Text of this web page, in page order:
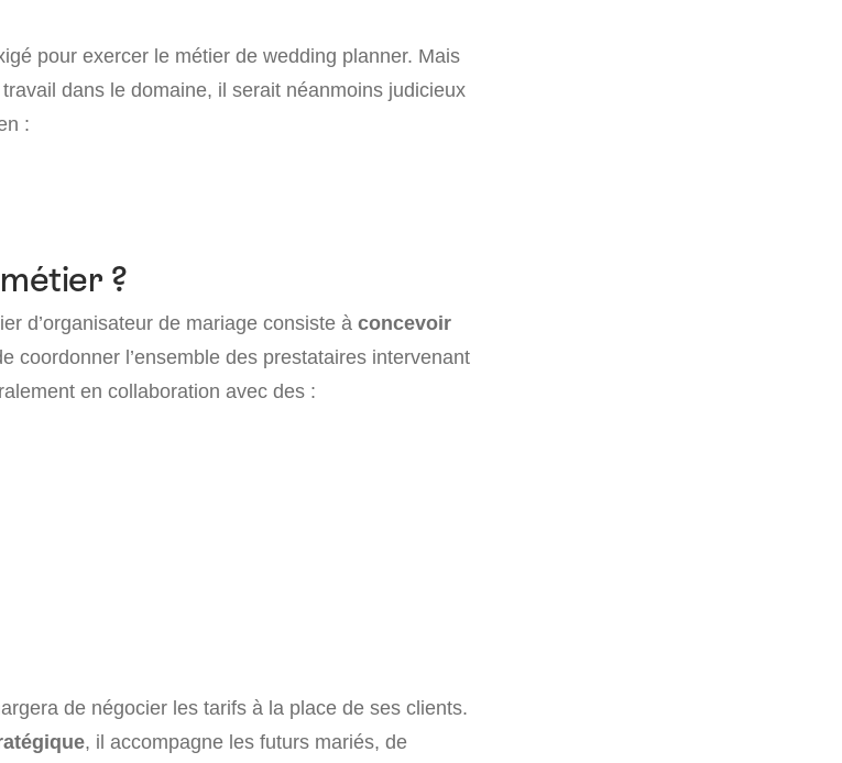
pour exercer le métier de wedding planner. Mais
dans le domaine, il serait néanmoins judicieux
:
?
d’organisateur de mariage consiste à concevoir
coordonner l’ensemble des prestataires intervenant
en collaboration avec des :
de négocier les tarifs à la place de ses clients.
, il accompagne les futurs mariés, de